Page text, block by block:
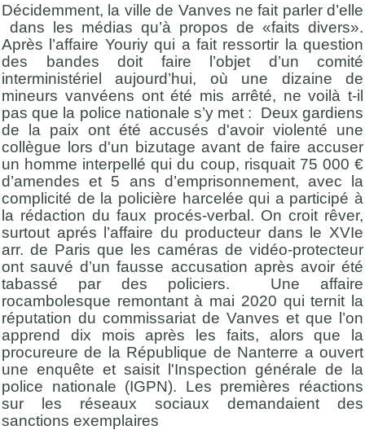
Décidemment, la ville de Vanves ne fait parler d’elle
dans les médias qu’à propos de «faits divers».
Après l’affaire Youriy qui a fait ressortir la question
des bandes doit faire l’objet d’un comité
interministériel aujourd’hui, où une dizaine de
mineurs vanvéens ont été mis arrêté, ne voilà t-il
pas que la police nationale s’y met : Deux gardiens
de la paix ont été accusés d'avoir violenté une
collègue lors d'un bizutage avant de faire accuser
un homme interpellé qui du coup, risquait 75 000 €
d’amendes et 5 ans d’emprisonnement, avec la
complicité de la policière harcelée qui a participé à
la rédaction du faux procés-verbal. On croit rêver,
surtout aprés l’affaire du producteur dans le XVIe
arr. de Paris que les caméras de vidéo-protecteur
ont sauvé d’un fausse accusation après avoir été
tabassé par des policiers. Une affaire
rocambolesque remontant à mai 2020 qui ternit la
réputation du commissariat de Vanves et que l’on
apprend dix mois après les faits, alors que la
procureure de la République de Nanterre a ouvert
une enquête et saisit l'Inspection générale de la
police nationale (IGPN). Les premières réactions
sur les réseaux sociaux demandaient des
sanctions exemplaires